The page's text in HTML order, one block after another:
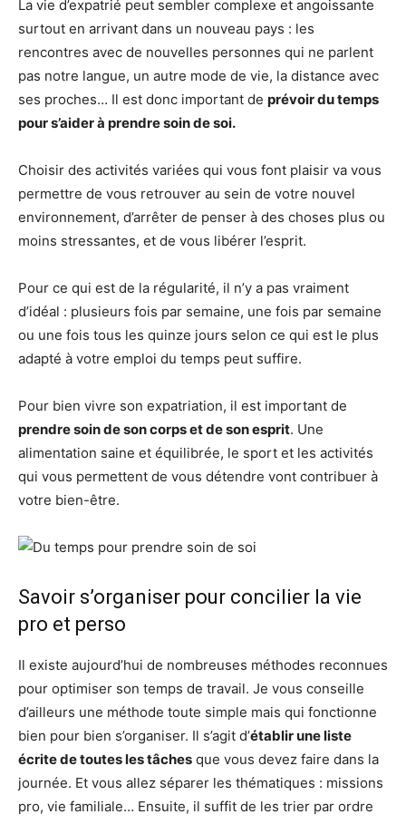
La vie d’expatrié peut sembler complexe et angoissante
surtout en arrivant dans un nouveau pays : les
rencontres avec de nouvelles personnes qui ne parlent
pas notre langue, un autre mode de vie, la distance avec
ses proches… Il est donc important de prévoir du temps
pour s’aider à prendre soin de soi.
Choisir des activités variées qui vous font plaisir va vous
permettre de vous retrouver au sein de votre nouvel
environnement, d’arrêter de penser à des choses plus ou
moins stressantes, et de vous libérer l’esprit.
Pour ce qui est de la régularité, il n’y a pas vraiment
d’idéal : plusieurs fois par semaine, une fois par semaine
ou une fois tous les quinze jours selon ce qui est le plus
adapté à votre emploi du temps peut suffire.
Pour bien vivre son expatriation, il est important de
prendre soin de son corps et de son esprit. Une
alimentation saine et équilibrée, le sport et les activités
qui vous permettent de vous détendre vont contribuer à
votre bien-être.
Savoir s’organiser pour concilier la vie
pro et perso
Il existe aujourd’hui de nombreuses méthodes reconnues
pour optimiser son temps de travail. Je vous conseille
d’ailleurs une méthode toute simple mais qui fonctionne
bien pour bien s’organiser. Il s’agit d’établir une liste
écrite de toutes les tâches que vous devez faire dans la
journée. Et vous allez séparer les thématiques : missions
pro, vie familiale… Ensuite, il suffit de les trier par ordre